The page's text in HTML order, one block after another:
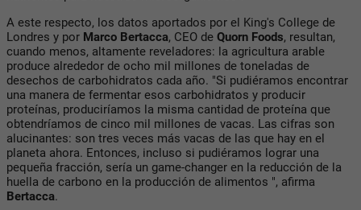
A este respecto, los datos aportados por el King's College de
Londres y por Marco Bertacca, CEO de Quorn Foods, resultan,
cuando menos, altamente reveladores: la agricultura arable
produce alrededor de ocho mil millones de toneladas de
desechos de carbohidratos cada año. "Si pudiéramos encontrar
una manera de fermentar esos carbohidratos y producir
proteínas, produciríamos la misma cantidad de proteína que
obtendríamos de cinco mil millones de vacas. Las cifras son
alucinantes: son tres veces más vacas de las que hay en el
planeta ahora. Entonces, incluso si pudiéramos lograr una
pequeña fracción, sería un game-changer en la reducción de la
huella de carbono en la producción de alimentos ", afirma
Bertacca.